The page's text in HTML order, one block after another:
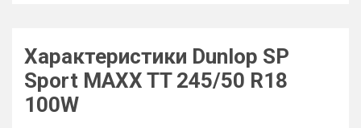
Характеристики Dunlop SP
Sport MAXX TT 245/50 R18
100W